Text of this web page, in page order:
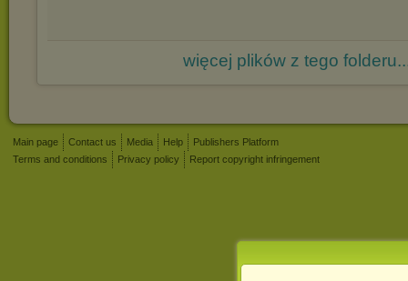
więcej plików z tego
Main page Contact us Media Help
Publishers Platform
Terms and conditions
Privacy policy Report copyright infringement